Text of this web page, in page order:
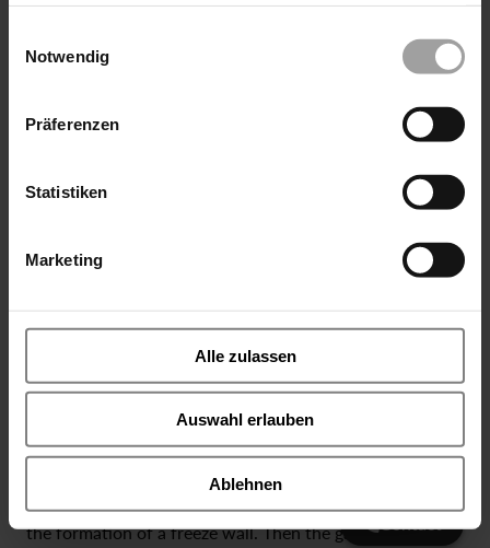
Notwendig
Präferenzen
Statistiken
Marketing
Alle zulassen
Auswahl erlauben
Ablehnen
Contact
Read full article as pdf file
The freeze lances required for this purpose consist of an
inner and outer pipe and are introduced into the
boreholes.
By feeding liquid nitrogen (LN2) through the inner pipe
the surrounding ground is sufficiently cooled to ensure
the formation of a freeze wall. Then the gaseous